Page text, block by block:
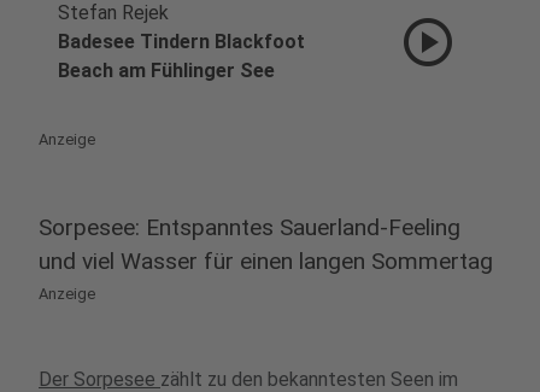
Stefan Rejek
Badesee Tindern Blackfoot
Beach am Fühlinger See
play_circle
Anzeige
Sorpesee: Entspanntes Sauerland-Feeling
und viel Wasser für einen langen Sommertag
Anzeige
Der Sorpesee zählt zu den bekanntesten Seen im